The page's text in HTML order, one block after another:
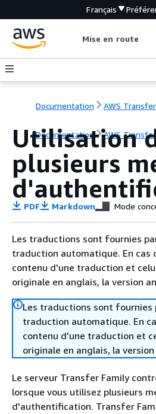
Français
Mise en route
Documentation AWS
Documentation AWS
Utilisation
plusieurs
PDF Markdown Mode
Les traductions sont fournies
traduction automatique. En cas
contenu d'une traduction et
originale en anglais, la version
Les traductions sont fournies
traduction automatique. En
contenu d'une traduction et
originale en anglais, la
Le serveur Transfer Family
lorsque vous utilisez plusieurs
d'authentification. Transfer